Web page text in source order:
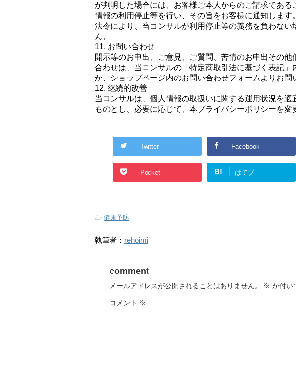
が判明した場合には、お客様ご本人からのご請求である
情報の利用停止等を行い、その旨をお客様に通知しま
法令により、当コンサルが利用停止等の義務を負わない
ん。
11. お問い合わせ
開示等のお申出、ご意見、ご質問、苦情のお申出その
合わせは、当コンサルの「特定商取引法に基づく表記」
か、ショップページ内のお問い合わせフォームよりお問
12. 継続的改善
当コンサルは、個人情報の取扱いに関する運用状況を適
ものとし、必要に応じて、本プライバシーポリシーを変
Twitter Facebook
Pocket B! はてブ
-健康予防
執筆者： rehoimi
comment
メールアドレスが公開されることはありません。 ※ が付い
コメント ※